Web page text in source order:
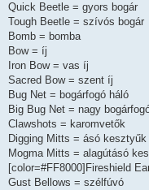
Quick Beetle = gyors bogár
Tough Beetle = szívós bogár
Bomb = bomba
Bow = íj
Iron Bow = vas íj
Sacred Bow = szent íj
Bug Net = bogárfogó háló
Big Bug Net = nagy
Clawshots = karomvetők
Digging Mitts = ásó kesztyűk
Mogma Mitts = alagútásó
[color=#FF8000]Fireshield
Gust Bellows = szélfúvó